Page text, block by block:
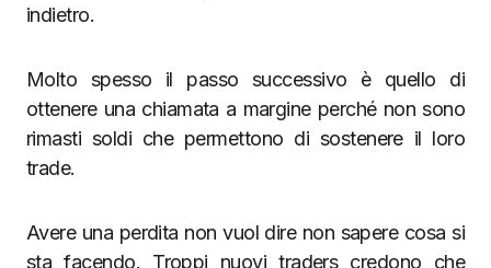
indietro.
Molto spesso il passo successivo è quello di
ottenere una chiamata a margine perché non sono
rimasti soldi che permettono di sostenere il loro
trade.
Avere una perdita non vuol dire non sapere cosa si
sta facendo. Troppi nuovi traders credono che